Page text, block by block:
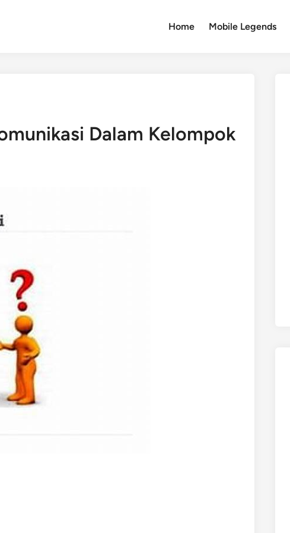
Home Mobile Legends
Dalam Kelompok